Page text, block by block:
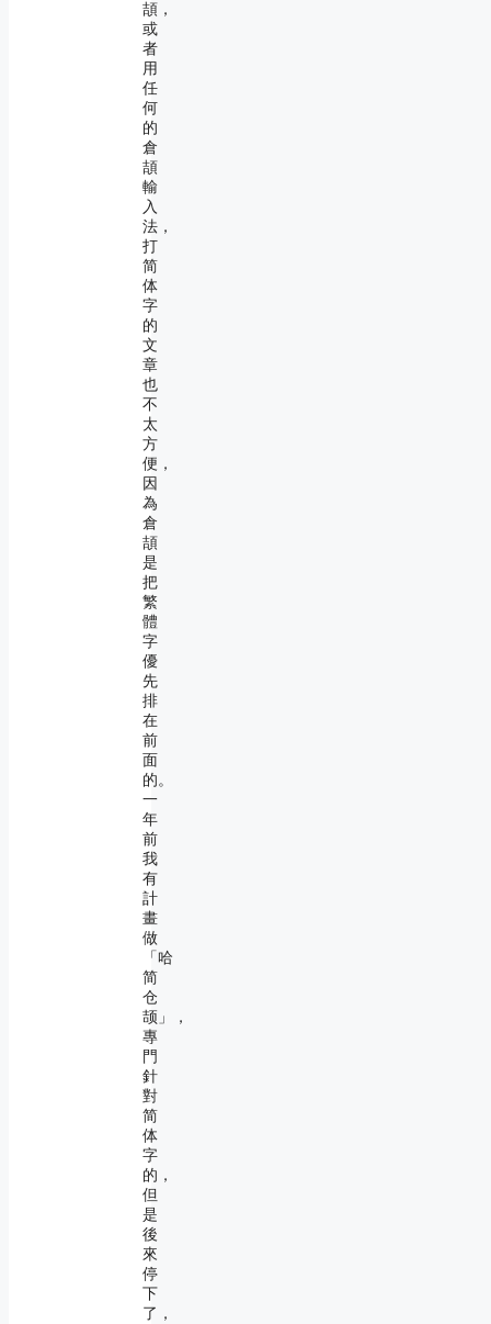
頡，
或
者
用
任
何
的
倉
頡
輸
入
法，
打
简
体
字
的
文
章
也
不
太
方
便，
因
為
倉
頡
是
把
繁
體
字
優
先
排
在
前
面
的。
一
年
前
我
有
計
畫
做
「哈
简
仓
颉」，
專
門
針
對
简
体
字
的，
但
是
後
來
停
下
了，